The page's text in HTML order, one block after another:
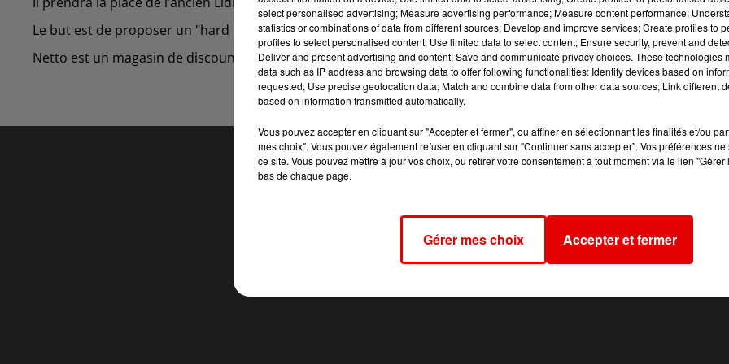
Le but est de proposer un "hard discounter" dans le quartier de la Ronde Couture à Charleville.
Netto est un magasin de discount alimentaire qui propose des réductions tout au long de l'année.
select personalised advertising; Measure advertising performance; Measure content performance;
statistics or combinations of data from different sources; Develop and improve services; Create profiles to
profiles to select personalised content; Use limited data to select content; Ensure security, prevent and
Deliver and present advertising and content; Save and communicate privacy choices. These technologies
data such as IP address and browsing data to offer following functionalities: Identify devices based on
requested; Use precise geolocation data; Match and combine data from other data sources; Link different
based on information transmitted automatically.
Vous pouvez accepter en cliquant sur "Accepter et fermer", ou affiner en sélectionnant les finalités et/ou
mes choix". Vous pouvez également refuser en cliquant sur "Continuer sans accepter". Vos préférences
ce site. Vous pouvez mettre à jour vos choix, ou retirer votre consentement à tout moment via le lien
bas de chaque page.
Gérer mes choix Accepter et fermer